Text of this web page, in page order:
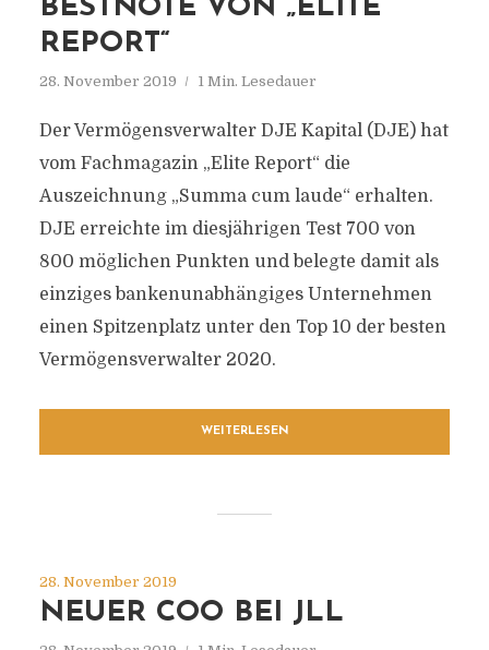
BESTNOTE VON „ELITE
REPORT“
28. November 2019 1 Min. Lesedauer
Der Vermögensverwalter DJE Kapital (DJE) hat
vom Fachmagazin „Elite Report“ die
Auszeichnung „Summa cum laude“ erhalten.
DJE erreichte im diesjährigen Test 700 von
800 möglichen Punkten und belegte damit als
einziges bankenunabhängiges Unternehmen
einen Spitzenplatz unter den Top 10 der besten
Vermögensverwalter 2020.
WEITERLESEN
28. November 2019
NEUER COO BEI JLL